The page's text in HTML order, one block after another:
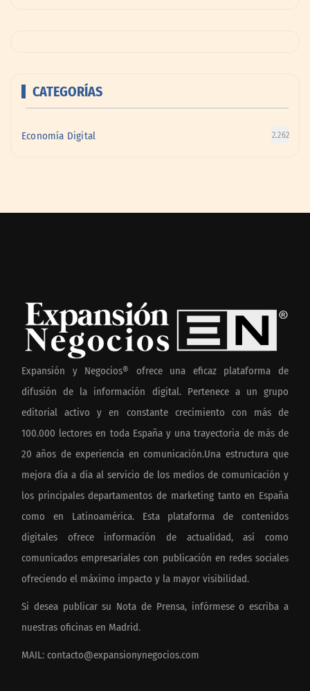
CATEGORÍAS
Economía Digital 2.262
Expansión y Negocios® ofrece una eficaz plataforma de
difusión de la información digital. Pertenece a un grupo
editorial activo y en constante crecimiento con más de
100.000 lectores en toda España y una trayectoria de más de
20 años de experiencia en comunicación.Una estructura que
mejora día a día al servicio de los medios de comunicación y
los principales departamentos de marketing tanto en España
como en Latinoamérica. Esta plataforma de contenidos
digitales ofrece información de actualidad, así como
comunicados empresariales con publicación en redes sociales
ofreciendo el máximo impacto y la mayor visibilidad.
Si desea publicar su Nota de Prensa, infórmese o escriba a
nuestras oficinas en Madrid.
MAIL: contacto@expansionynegocios.com